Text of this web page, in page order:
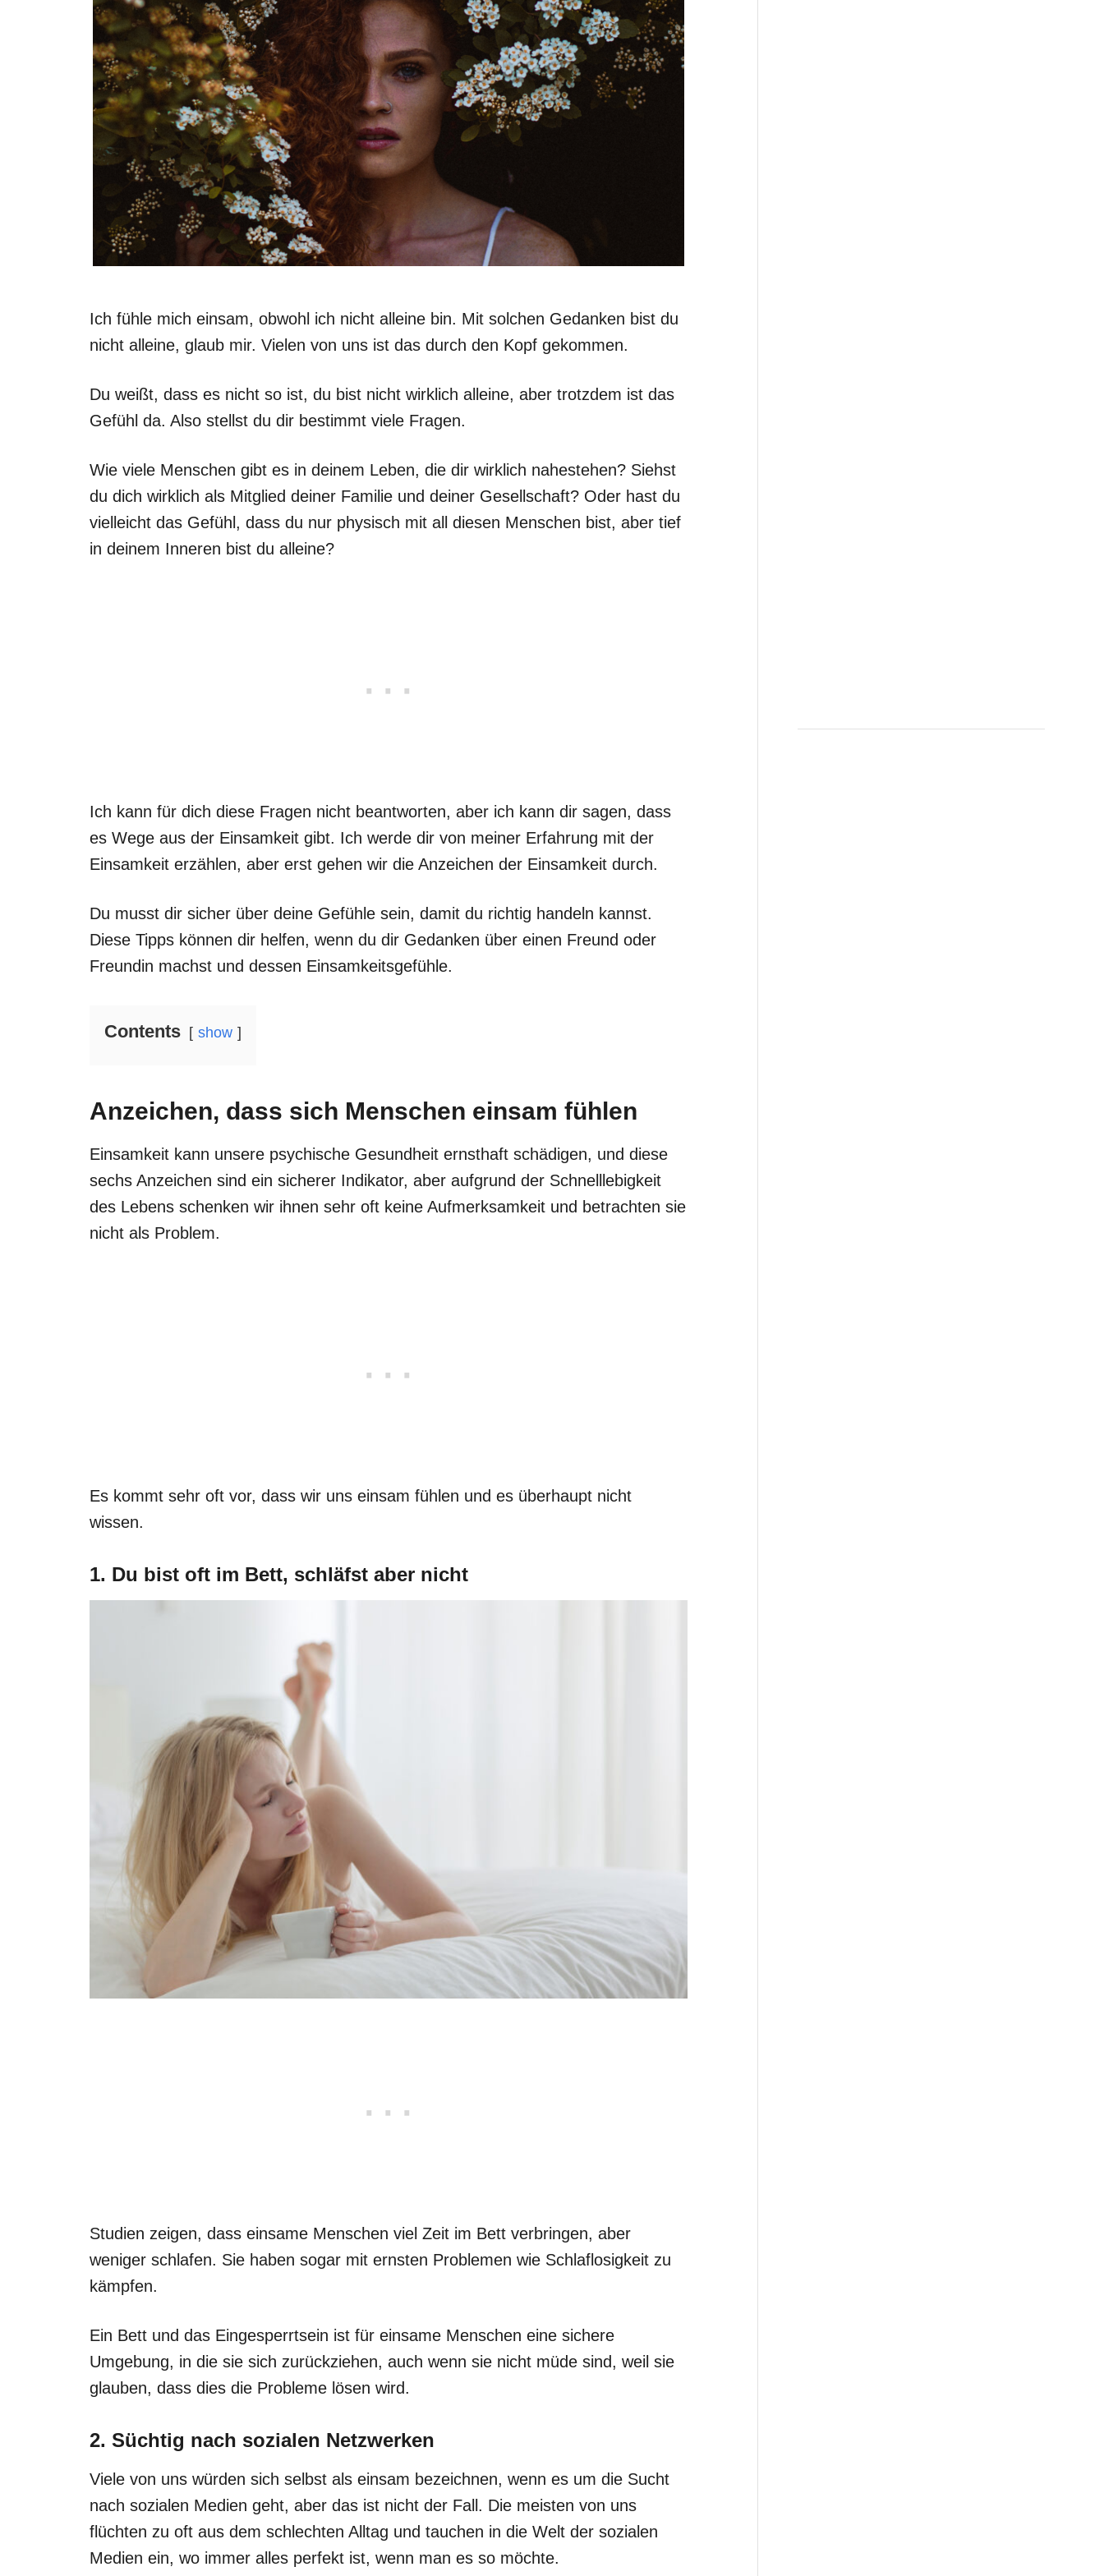
Ich fühle mich einsam, obwohl ich nicht alleine bin. Mit solchen Gedanken bist du
nicht alleine, glaub mir. Vielen von uns ist das durch den Kopf gekommen.
Du weißt, dass es nicht so ist, du bist nicht wirklich alleine, aber trotzdem ist das
Gefühl da. Also stellst du dir bestimmt viele Fragen.
Wie viele Menschen gibt es in deinem Leben, die dir wirklich nahestehen? Siehst
du dich wirklich als Mitglied deiner Familie und deiner Gesellschaft? Oder hast du
vielleicht das Gefühl, dass du nur physisch mit all diesen Menschen bist, aber tief
in deinem Inneren bist du alleine?
Ich kann für dich diese Fragen nicht beantworten, aber ich kann dir sagen, dass
es Wege aus der Einsamkeit gibt. Ich werde dir von meiner Erfahrung mit der
Einsamkeit erzählen, aber erst gehen wir die Anzeichen der Einsamkeit durch.
Du musst dir sicher über deine Gefühle sein, damit du richtig handeln kannst.
Diese Tipps können dir helfen, wenn du dir Gedanken über einen Freund oder
Freundin machst und dessen Einsamkeitsgefühle.
Contents show
Anzeichen, dass sich Menschen einsam fühlen
Einsamkeit kann unsere psychische Gesundheit ernsthaft schädigen, und diese
sechs Anzeichen sind ein sicherer Indikator, aber aufgrund der Schnelllebigkeit
des Lebens schenken wir ihnen sehr oft keine Aufmerksamkeit und betrachten sie
nicht als Problem.
Es kommt sehr oft vor, dass wir uns einsam fühlen und es überhaupt nicht
wissen.
1. Du bist oft im Bett, schläfst aber nicht
Studien zeigen, dass einsame Menschen viel Zeit im Bett verbringen, aber
weniger schlafen. Sie haben sogar mit ernsten Problemen wie Schlaflosigkeit zu
kämpfen.
Ein Bett und das Eingesperrtsein ist für einsame Menschen eine sichere
Umgebung, in die sie sich zurückziehen, auch wenn sie nicht müde sind, weil sie
glauben, dass dies die Probleme lösen wird.
2. Süchtig nach sozialen Netzwerken
Viele von uns würden sich selbst als einsam bezeichnen, wenn es um die Sucht
nach sozialen Medien geht, aber das ist nicht der Fall. Die meisten von uns
flüchten zu oft aus dem schlechten Alltag und tauchen in die Welt der sozialen
Medien ein, wo immer alles perfekt ist, wenn man es so möchte.